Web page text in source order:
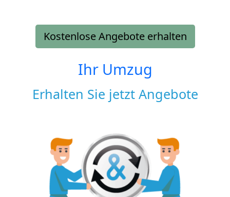
Kostenlose Angebote erhalten
Ihr Umzug
Erhalten Sie jetzt Angebote